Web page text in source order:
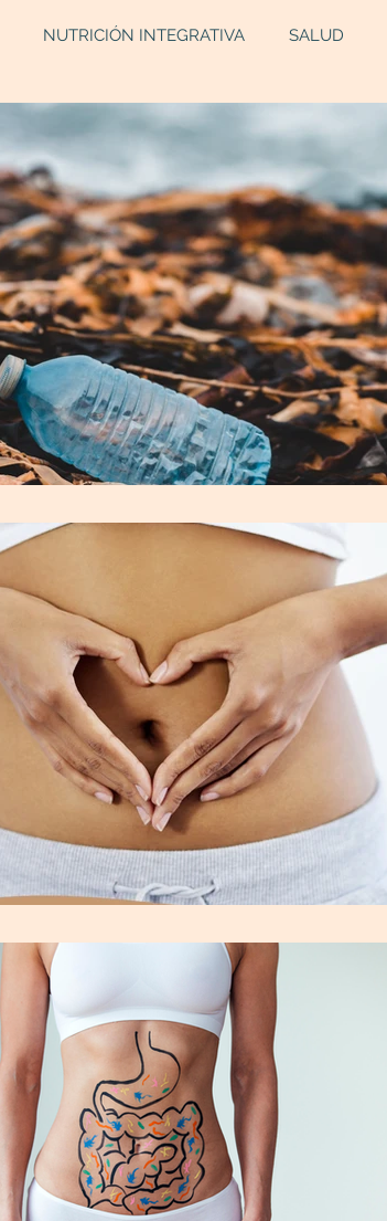
NUTRICIÓN INTEGRATIVA SALUD